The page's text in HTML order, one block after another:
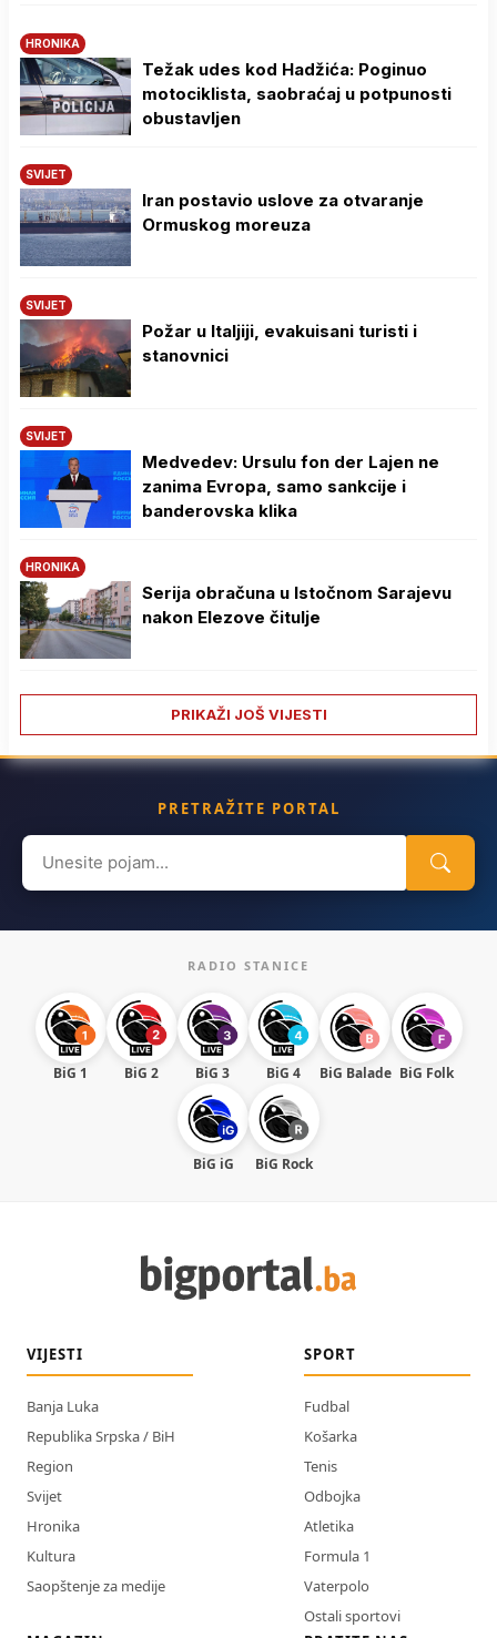
HRONIKA
Težak udes kod Hadžića: Poginuo
motociklista, saobraćaj u potpunosti
obustavljen
SVIJET
Iran postavio uslove za otvaranje
Ormuskog moreuza
SVIJET
Požar u Italjiji, evakuisani turisti i
stanovnici
SVIJET
Medvedev: Ursulu fon der Lajen ne
zanima Evropa, samo sankcije i
banderovska klika
HRONIKA
Serija obračuna u Istočnom Sarajevu
nakon Elezove čitulje
PRIKAŽI JOŠ VIJESTI
PRETRAŽITE PORTAL
Search
for:
RADIO STANICE
BiG 1 BiG 2 BiG 3 BiG 4 BiG Balade BiG Folk
BiG iG BiG Rock
VIJESTI
Banja Luka
Republika Srpska / BiH
Region
Svijet
Hronika
Kultura
Saopštenje za medije
SPORT
Fudbal
Košarka
Tenis
Odbojka
Atletika
Formula 1
Vaterpolo
Ostali sportovi